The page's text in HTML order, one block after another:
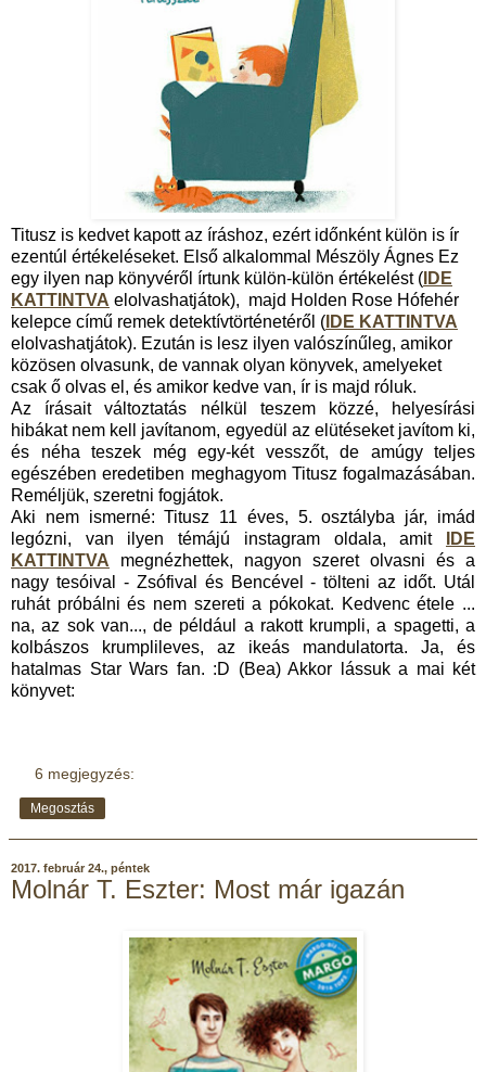
Titusz is kedvet kapott az íráshoz, ezért időnként külön is ír
ezentúl értékeléseket. Első alkalommal Mészöly Ágnes Ez
egy ilyen nap könyvéről írtunk külön-külön értékelést ( IDE
KATTINTVA elolvashatjátok), majd Holden Rose Hófehér
kelepce című remek detektívtörténetéről ( IDE KATTINTVA
elolvashatjátok). Ezután is lesz ilyen valószínűleg, amikor
közösen olvasunk, de vannak olyan könyvek, amelyeket
csak ő olvas el, és amikor kedve van, ír is majd róluk.
Az írásait változtatás nélkül teszem közzé, helyesírási
hibákat nem kell javítanom, egyedül az elütéseket javítom ki,
és néha teszek még egy-két vesszőt, de amúgy teljes
egészében eredetiben meghagyom Titusz fogalmazásában.
Reméljük, szeretni fogjátok.
Aki nem ismerné: Titusz 11 éves, 5. osztályba jár, imád
legózni, van ilyen témájú instagram oldala, amit
IDE
KATTINTVA megnézhettek, nagyon szeret olvasni és a
nagy tesóival - Zsófival és Bencével - tölteni az időt. Utál
ruhát próbálni és nem szereti a pókokat. Kedvenc étele ...
na, az sok van..., de például a rakott krumpli, a spagetti, a
kolbászos krumplileves, az ikeás mandulatorta. Ja, és
hatalmas Star Wars fan. :D (Bea) Akkor lássuk a mai két
könyvet:
6 megjegyzés:
Megosztás
2017. február 24., péntek
Molnár T. Eszter: Most már igazán